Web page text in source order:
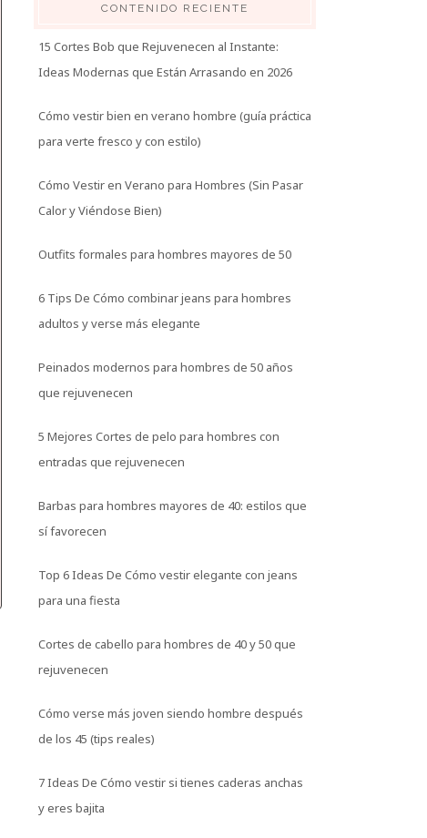
CONTENIDO RECIENTE
15 Cortes Bob que Rejuvenecen al Instante:
Ideas Modernas que Están Arrasando en 2026
Cómo vestir bien en verano hombre (guía práctica
para verte fresco y con estilo)
Cómo Vestir en Verano para Hombres (Sin Pasar
Calor y Viéndose Bien)
Outfits formales para hombres mayores de 50
6 Tips De Cómo combinar jeans para hombres
adultos y verse más elegante
Peinados modernos para hombres de 50 años
que rejuvenecen
5 Mejores Cortes de pelo para hombres con
entradas que rejuvenecen
Barbas para hombres mayores de 40: estilos que
sí favorecen
Top 6 Ideas De Cómo vestir elegante con jeans
para una fiesta
Cortes de cabello para hombres de 40 y 50 que
rejuvenecen
Cómo verse más joven siendo hombre después
de los 45 (tips reales)
7 Ideas De Cómo vestir si tienes caderas anchas
y eres bajita